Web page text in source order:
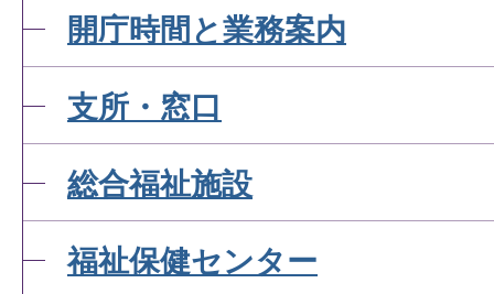
開庁時間と業務案内
支所・窓口
総合福祉施設
福祉保健センター